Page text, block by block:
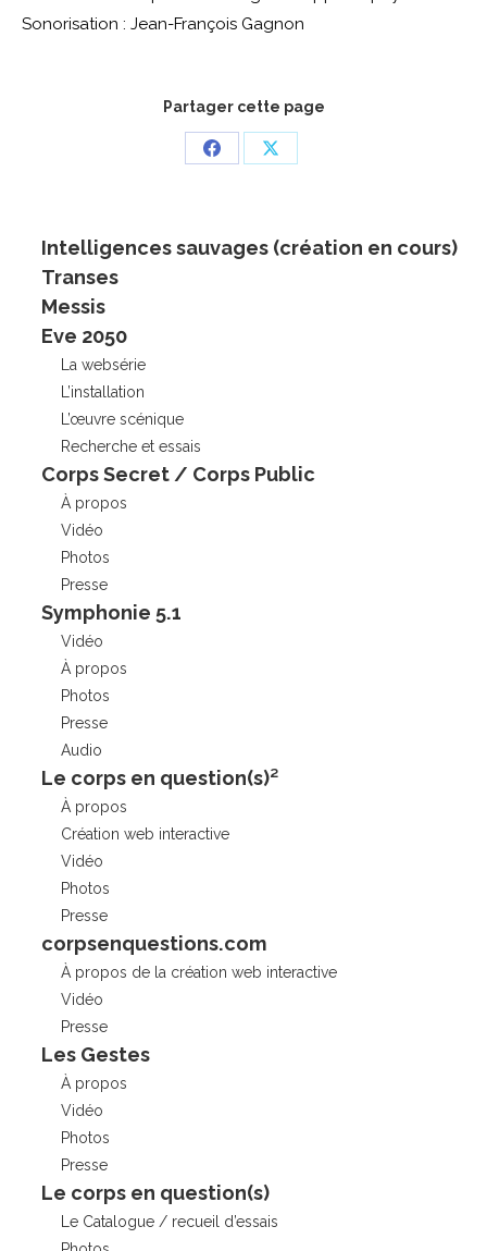
Sonorisation : Jean-François Gagnon
Partager cette page
PartagerPartager
Intelligences sauvages (création en cours)
Transes
Messis
Eve 2050
La websérie
L’installation
L’œuvre scénique
Recherche et essais
Corps Secret / Corps Public
À propos
Vidéo
Photos
Presse
Symphonie 5.1
Vidéo
À propos
Photos
Presse
Audio
Le corps en question(s)²
À propos
Création web interactive
Vidéo
Photos
Presse
corpsenquestions.com
À propos de la création web interactive
Vidéo
Presse
Les Gestes
À propos
Vidéo
Photos
Presse
Le corps en question(s)
Le Catalogue / recueil d’essais